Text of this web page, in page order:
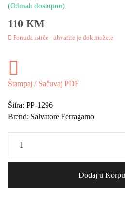
(Odmah dostupno)
110 KM
Ponuda ističe - uhvatite je dok možete
Štampaj / Sačuvaj PDF
Šifra: PP-1296
Brend: Salvatore Ferragamo
Dodaj u Korpu